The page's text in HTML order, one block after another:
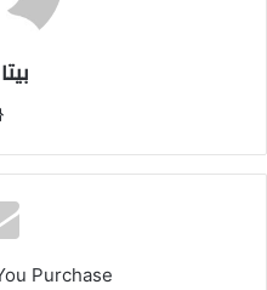
Purchase